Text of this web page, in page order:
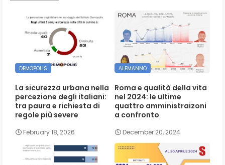
DEMOPOLIS
La sicurezza urbana nella
percezione degli italiani:
tra paura e richiesta di
regole più severe
February 18, 2026
ALEMANNO
Roma e qualità della vita
nel 2024: le ultime
quattro amministraizoni
a confronto
December 20, 2024